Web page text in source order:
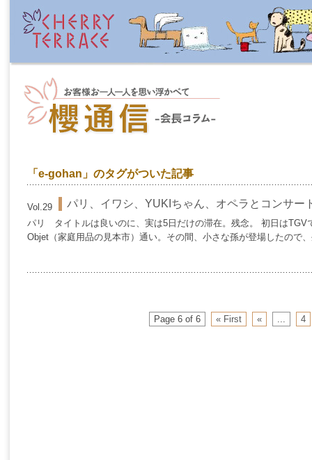
「e-gohan」のタグがついた記事
Vol.29 パリ、イワシ、YUKIちゃん、オペラとコンサー
パリ タイトルは良いのに、実は5日だけの滞在。残念。 初日はTGV
Objet（家庭用品の見本市）通い。その間、小さな孫が登場したので
Page 6 of 6 « First « ... 4